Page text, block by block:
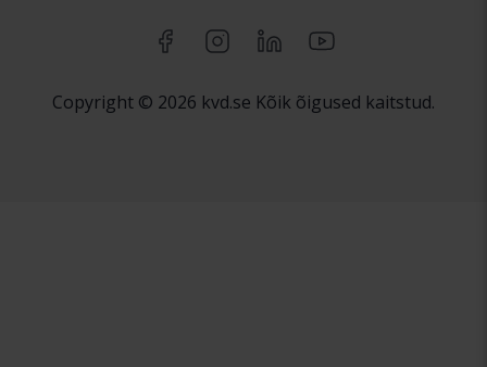
Copyright © 2026 kvd.se Kõik õigused kaitstud.